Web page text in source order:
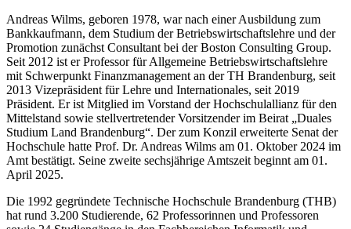
Andreas Wilms, geboren 1978, war nach einer Ausbildung zum
Bankkaufmann, dem Studium der Betriebswirtschaftslehre und der
Promotion zunächst Consultant bei der Boston Consulting Group.
Seit 2012 ist er Professor für Allgemeine Betriebswirtschaftslehre
mit Schwerpunkt Finanzmanagement an der TH Brandenburg, seit
2013 Vizepräsident für Lehre und Internationales, seit 2019
Präsident. Er ist Mitglied im Vorstand der Hochschulallianz für den
Mittelstand sowie stellvertretender Vorsitzender im Beirat „Duales
Studium Land Brandenburg“. Der zum Konzil erweiterte Senat der
Hochschule hatte Prof. Dr. Andreas Wilms am 01. Oktober 2024 im
Amt bestätigt. Seine zweite sechsjährige Amtszeit beginnt am 01.
April 2025.
Die 1992 gegründete Technische Hochschule Brandenburg (THB)
hat rund 3.200 Studierende, 62 Professorinnen und Professoren